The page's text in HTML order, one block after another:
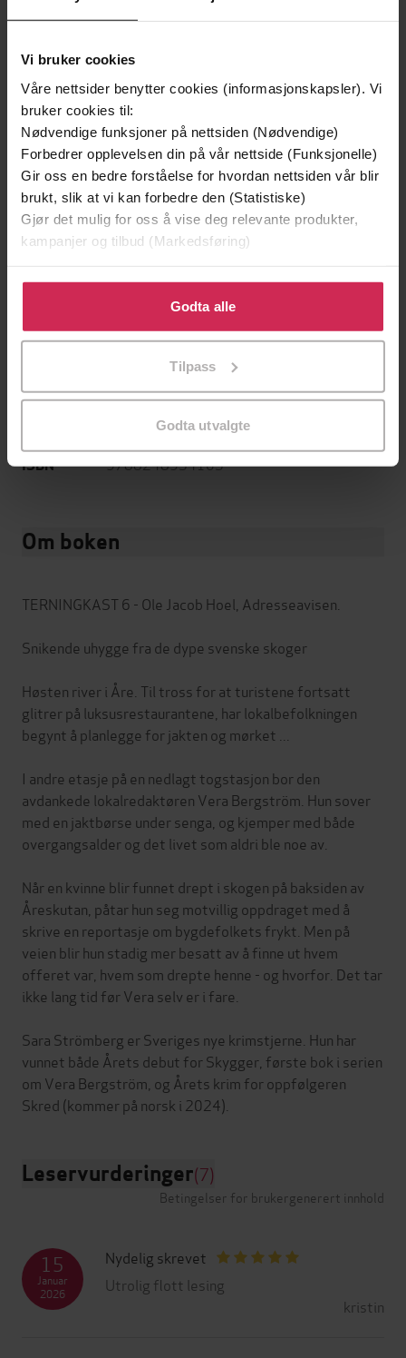
Vi bruker cookies
Våre nettsider benytter cookies (informasjonskapsler). Vi
bruker cookies til:
Nødvendige funksjoner på nettsiden (Nødvendige)
Forbedrer opplevelsen din på vår nettside (Funksjonelle)
Gir oss en bedre forståelse for hvordan nettsiden vår blir
brukt, slik at vi kan forbedre den (Statistiske)
Gjør det mulig for oss å vise deg relevante produkter,
kampanjer og tilbud (Markedsføring)
Klikk på «Godta alle» for å gi oss ditt samtykke til å
bruke cookies for alle disse formålene. Du kan også
tilpasse ditt samtykke til spesifikke formål ved å klikke
Godta alle
Tilpass
Godta utvalgte
Forfattere Sara Strömberg(forfatter),Inge Ulrik
Forlag
Utgitt 12.07.2023
Lengde 393sider
Sjanger Krim
Serie Vera Bergström
Språk Bokmål
DRM-
Vannmerket
ISBN 9788248934103
Om boken
TERNINGKAST 6 - Ole Jacob Hoel, Adresseavisen.
Snikende uhygge fra de dype svenske skoger
Høsten river i Åre. Til tross for at turistene fortsatt
glitrer på luksusrestaurantene, har lokalbefolkningen
begynt å planlegge for jakten og mørket ...
I andre etasje på en nedlagt togstasjon bor den
avdankede lokalredaktøren Vera Bergström. Hun sover
med en jaktbørse under senga, og kjemper med både
overgangsalder og det livet som aldri ble noe av.
Når en kvinne blir funnet drept i skogen på baksiden av
Åreskutan, påtar hun seg motvillig oppdraget med å
skrive en reportasje om bygdefolkets frykt. Men på
veien blir hun stadig mer besatt av å finne ut hvem
offeret var, hvem som drepte henne - og hvorfor. Det tar
ikke lang tid før Vera selv er i fare.
Sara Strömberg er Sveriges nye krimstjerne. Hun har
vunnet både Årets debut for Skygger, første bok i serien
om Vera Bergström, og Årets krim for oppfølgeren
Leservurderinger(7)
Betingelser for brukergenerert innhold
Nydelig skrevet
Utrolig flott lesing
kristin
15
Januar
2026